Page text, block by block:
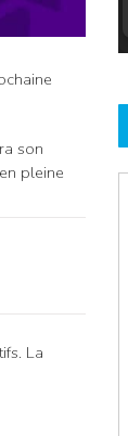
son
pleine
La